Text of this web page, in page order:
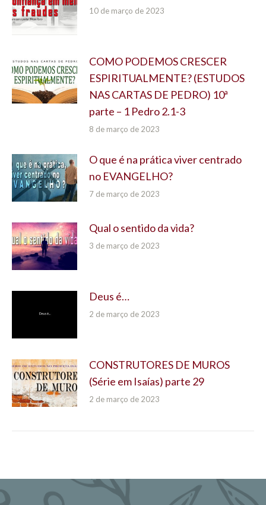
10 de março de 2023
COMO PODEMOS CRESCER
ESPIRITUALMENTE? (ESTUDOS
NAS CARTAS DE PEDRO) 10ª
parte – 1 Pedro 2.1-3
8 de março de 2023
O que é na prática viver centrado
no EVANGELHO?
7 de março de 2023
Qual o sentido da vida?
3 de março de 2023
Deus é…
2 de março de 2023
CONSTRUTORES DE MUROS
(Série em Isaías) parte 29
2 de março de 2023